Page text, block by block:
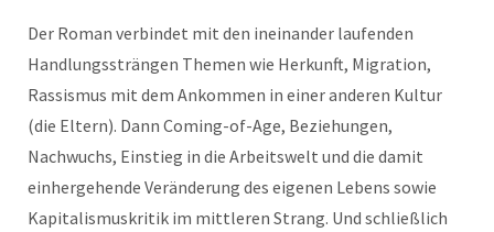
Der Roman verbindet mit den ineinander laufenden
Handlungssträngen Themen wie Herkunft, Migration,
Rassismus mit dem Ankommen in einer anderen Kultur
(die Eltern). Dann Coming-of-Age, Beziehungen,
Nachwuchs, Einstieg in die Arbeitswelt und die damit
einhergehende Veränderung des eigenen Lebens sowie
Kapitalismuskritik im mittleren Strang. Und schließlich